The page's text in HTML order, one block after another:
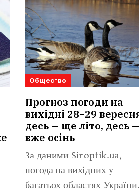
Общество
Прогноз погоди на
вихідні 28–29
десь — ще літо, десь —
вже осінь
За даними Sinoptik.ua,
погода на вихідних у
багатьох областях України